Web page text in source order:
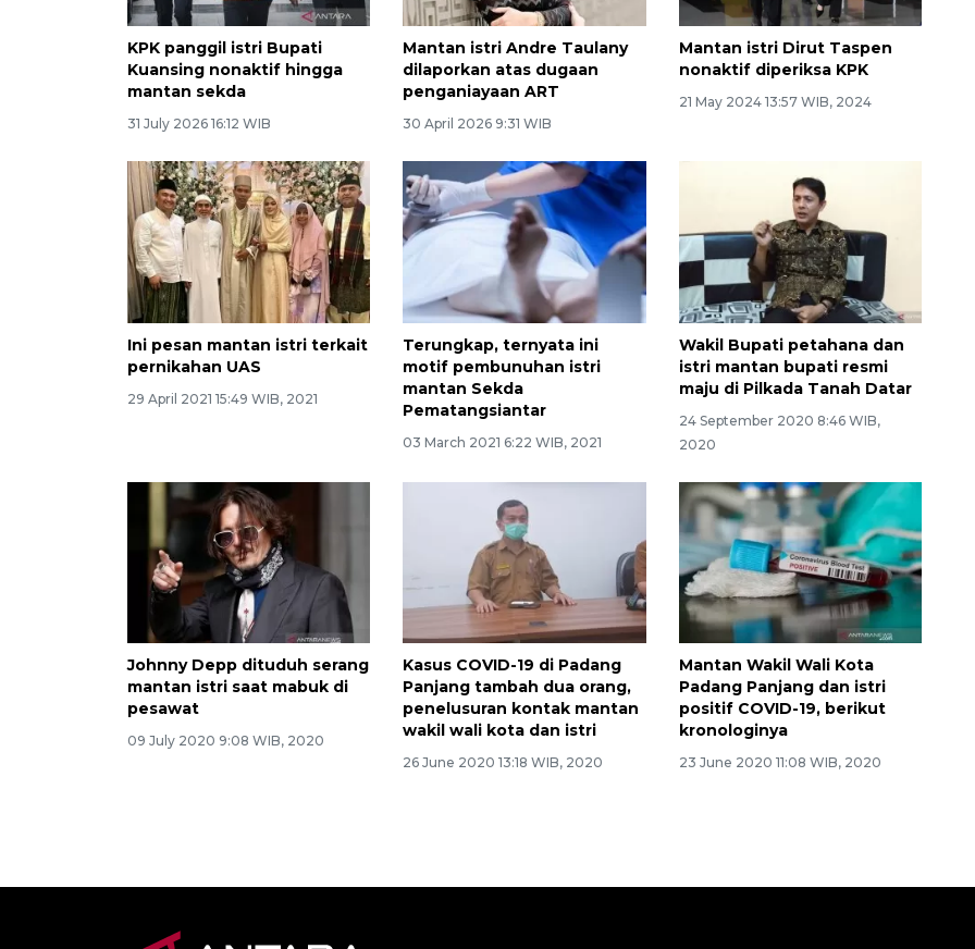
KPK panggil istri Bupati
Kuansing nonaktif hingga
mantan sekda
31 July 2026 16:12 WIB
Mantan istri Andre Taulany
dilaporkan atas dugaan
penganiayaan ART
30 April 2026 9:31 WIB
Mantan istri Dirut Taspen
nonaktif diperiksa KPK
21 May 2024 13:57 WIB, 2024
Ini pesan mantan istri terkait
pernikahan UAS
29 April 2021 15:49 WIB, 2021
Terungkap, ternyata ini
motif pembunuhan istri
mantan Sekda
Pematangsiantar
03 March 2021 6:22 WIB, 2021
Wakil Bupati petahana dan
istri mantan bupati resmi
maju di Pilkada Tanah Datar
24 September 2020 8:46 WIB,
2020
Johnny Depp dituduh serang
mantan istri saat mabuk di
pesawat
09 July 2020 9:08 WIB, 2020
Kasus COVID-19 di Padang
Panjang tambah dua orang,
penelusuran kontak mantan
wakil wali kota dan istri
26 June 2020 13:18 WIB, 2020
Mantan Wakil Wali Kota
Padang Panjang dan istri
positif COVID-19, berikut
kronologinya
23 June 2020 11:08 WIB, 2020